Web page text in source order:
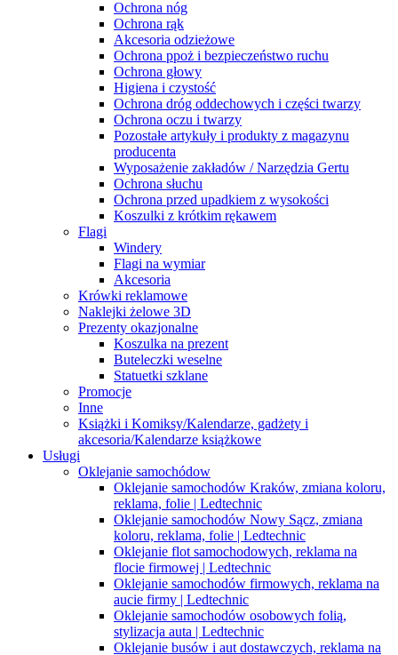
Ochrona nóg
Ochrona rąk
Akcesoria odzieżowe
Ochrona ppoż i bezpieczeństwo ruchu
Ochrona głowy
Higiena i czystość
Ochrona dróg oddechowych i części twarzy
Ochrona oczu i twarzy
Pozostałe artykuły i produkty z magazynu
producenta
Wyposażenie zakładów / Narzędzia Gertu
Ochrona słuchu
Ochrona przed upadkiem z wysokości
Koszulki z krótkim rękawem
Flagi
Windery
Flagi na wymiar
Akcesoria
Krówki reklamowe
Naklejki żelowe 3D
Prezenty okazjonalne
Koszulka na prezent
Buteleczki weselne
Statuetki szklane
Promocje
Inne
Książki i Komiksy/Kalendarze, gadżety i
akcesoria/Kalendarze książkowe
Usługi
Oklejanie samochódow
Oklejanie samochodów Kraków, zmiana koloru,
reklama, folie | Ledtechnic
Oklejanie samochodów Nowy Sącz, zmiana
koloru, reklama, folie | Ledtechnic
Oklejanie flot samochodowych, reklama na
flocie firmowej | Ledtechnic
Oklejanie samochodów firmowych, reklama na
aucie firmy | Ledtechnic
Oklejanie samochodów osobowych folią,
stylizacja auta | Ledtechnic
Oklejanie busów i aut dostawczych, reklama na